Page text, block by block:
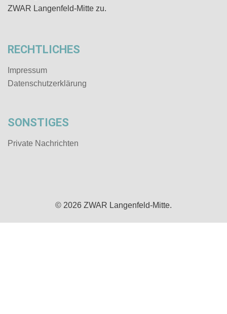
ZWAR Langenfeld-Mitte zu.
RECHTLICHES
Impressum
Datenschutz­erklärung
SONSTIGES
Private Nachrichten
© 2026 ZWAR Langenfeld-Mitte.